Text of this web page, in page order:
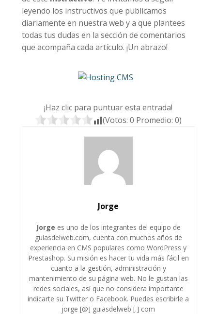
leyendo los instructivos que publicamos
diariamente en nuestra web y a que plantees
todas tus dudas en la sección de comentarios
que acompaña cada artículo. ¡Un abrazo!
¡Haz clic para puntuar esta entrada!
(Votos:0 Promedio:0)
Jorge
Jorge es uno de los integrantes del equipo de
guiasdelweb.com, cuenta con muchos años de
experiencia en CMS populares como WordPress y
Prestashop. Su misión es hacer tu vida más fácil en
cuanto a la gestión, administración y
mantenimiento de su página web. No le gustan las
redes sociales, así que no considera importante
indicarte su Twitter o Facebook. Puedes escribirle a
jorge [@] guiasdelweb [.] com